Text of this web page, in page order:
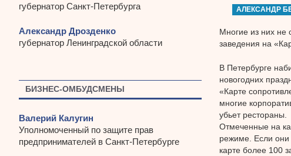
АЛЕКСАНДР
Многие из них не
заведения на
В Петербурге
новогодних
«Карте
многие
убьет рестораны.
Отмеченные на
режиме. Если они
карте более 100
губернатор Санкт-Петербурга
Александр Дрозденко
губернатор Ленинградской области
БИЗНЕС-ОМБУДСМЕНЫ
Валерий Калугин
Уполномоченный по защите прав
предпринимателей в Санкт-Петербурге